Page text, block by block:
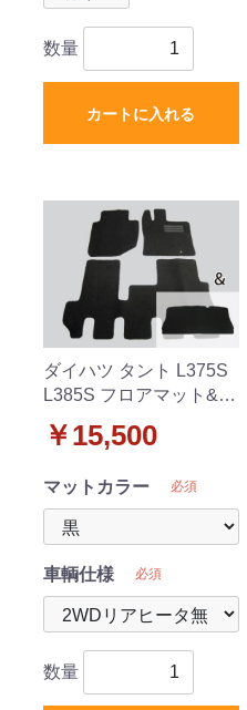
数量
カートに入れる
ダイハツ タント L375S
L385S フロアマット&ラ
社外新品
￥15,500
マットカラー 必須
車輌仕様 必須
数量